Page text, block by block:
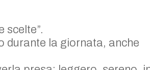
scelte”.
durante la giornata, anche